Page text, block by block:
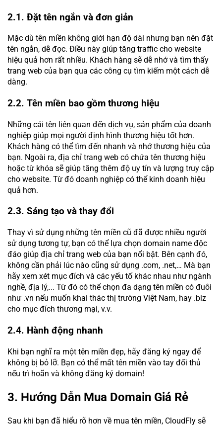
2.1. Đặt tên ngắn và đơn giản
Mặc dù tên miền không giới hạn độ dài nhưng bạn nên đặt
tên ngắn, dễ đọc. Điều này giúp tăng traffic cho website
hiệu quả hơn rất nhiều. Khách hàng sẽ dễ nhớ và tìm thấy
trang web của bạn qua các công cụ tìm kiếm một cách dễ
dàng.
2.2. Tên miền bao gồm thương hiệu
Những cái tên liên quan đến dịch vụ, sản phẩm của doanh
nghiệp giúp mọi người định hình thương hiệu tốt hơn.
Khách hàng có thể tìm đến nhanh và nhớ thương hiệu của
bạn. Ngoài ra, địa chỉ trang web có chứa tên thương hiệu
hoặc từ khóa sẽ giúp tăng thêm độ uy tín và lượng truy cập
cho website. Từ đó doanh nghiệp có thể kinh doanh hiệu
quả hơn.
2.3. Sáng tạo và thay đổi
Thay vì sử dụng những tên miền cũ đã được nhiều người
sử dụng tương tự, bạn có thể lựa chọn domain name độc
đáo giúp địa chỉ trang web của bạn nổi bật. Bên cạnh đó,
không cần phải lúc nào cũng sử dụng .com, .net,… Mà bạn
hãy xem xét mục đích và các yếu tố khác nhau như ngành
nghề, địa lý,... Từ đó có thể chọn đa dạng tên miền có đuôi
như .vn nếu muốn khai thác thị trường Việt Nam, hay .biz
cho mục đích thương mại, v.v.
2.4. Hành động nhanh
Khi bạn nghĩ ra một tên miền đẹp, hãy đăng ký ngay để
không bị bỏ lỡ. Bạn có thể mất tên miền vào tay đối thủ
nếu trì hoãn và không đăng ký domain!
3. Hướng Dẫn Mua Domain Giá Rẻ
Sau khi bạn đã hiểu rõ hơn về mua tên miền, CloudFly sẽ